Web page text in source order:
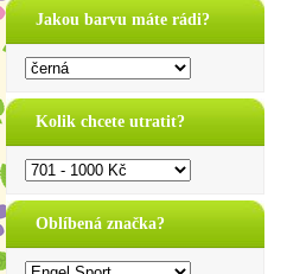
Jakou barvu máte rádi?
Kolik chcete utratit?
Oblíbená značka?